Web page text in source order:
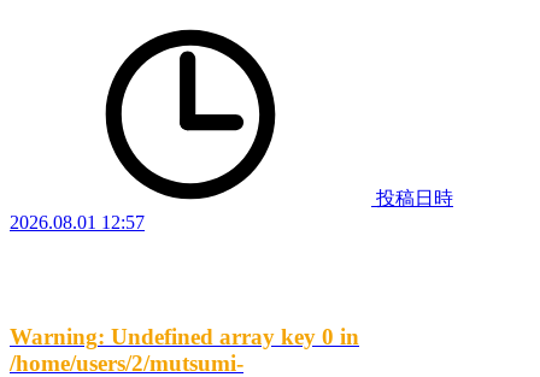
投稿日時
2026.08.01 12:57
Warning: Undefined array key 0 in
/home/users/2/mutsumi-